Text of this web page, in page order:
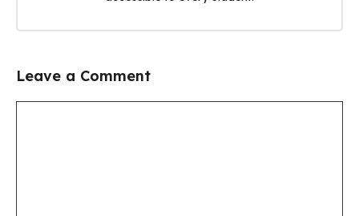
Leave a Comment